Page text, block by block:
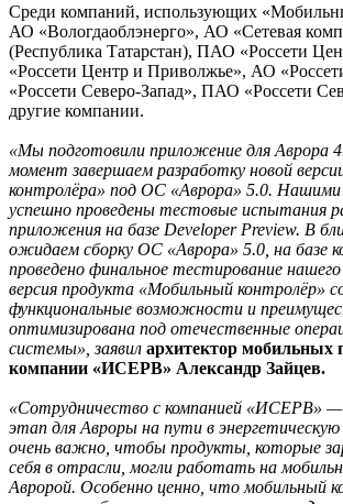
Среди компаний, использующих
АО «Вологдаоблэнерго», АО «Сетевая
(Республика Татарстан), ПАО «Россети
«Россети Центр и Приволжье», АО
«Россети Северо-Запад», ПАО «Россети
другие компании.
«Мы подготовили приложение для Аврора
момент завершаем разработку новой
контролёра» под ОС «Аврора» 5.0.
успешно проведены тестовые испытания
приложения на базе Developer Preview. В
ожидаем сборку ОС «Аврора» 5.0, на базе
проведено финальное тестирование
версия продукта «Мобильный контролёр»
функциональные возможности и
оптимизирована под отечественные
системы», заявил архитектор мобильных
компании «ИСЕРВ» Александр Зайцев.
«Сотрудничество с компанией «ИСЕРВ»
этап для Авроры на пути в
очень важно, чтобы продукты, которые
себя в отрасли, могли работать на
Авророй. Особенно ценно, что мобильный